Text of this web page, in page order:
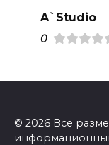
A`Studio
0
© 2026 Все